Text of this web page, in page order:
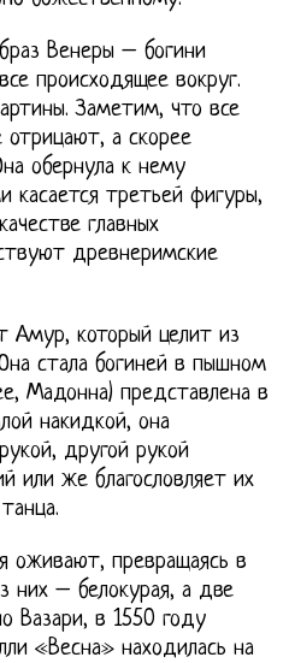
Венеры – богини
происходящее вокруг.
Заметим, что все
отрицают, а скорее
обернула к нему
касается третьей фигуры,
главных
древнеримские
Амур, который целит из
стала богиней в пышном
Мадонна) представлена в
накидкой, она
другой рукой
или же благословляет их
оживают, превращаясь в
них – белокурая, а две
Вазари, в 1550 году
«Весна» находилась на